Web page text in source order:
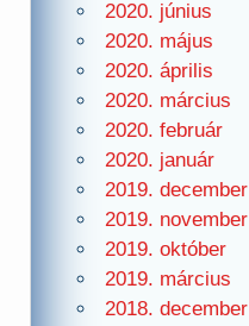
2020. június
2020. május
2020. április
2020. március
2020. február
2020. január
2019. december
2019. november
2019. október
2019. március
2018. december